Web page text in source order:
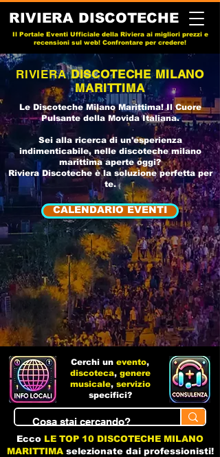
RIVIERA DISCOTECHE
Il Portale Eventi Ufficiale della Riviera ai migliori prezzi e
recensioni sul web! Confrontare per credere!
RIVIERADISCOTECHE MILANO
MARITTIMA
Le Discoteche Milano Marittima! ​Il Cuore
Pulsante della Movida Italiana.
Sei alla ricerca di un'esperienza
indimenticabile, nelle discoteche milano
marittima aperte oggi?
Riviera Discotecheè la soluzione perfetta per
te.
CALENDARIO EVENTI
Cerchi un evento,
discoteca, genere
musicale, servizio
specifici?
Ecco LE TOP 10 DISCOTECHE MILANO
MARITTIMAselezionate dai professionisti!